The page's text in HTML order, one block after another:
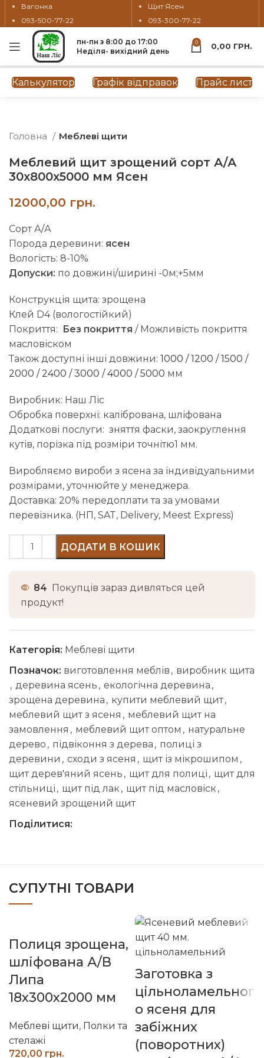
Вагонка
093-500-77-22
Щит Ясен
093-300-77-22
пн-пн з 8:00 до 17:00
Неділя- вихідний день
0 0,00 ГРН.
Калькулятор Графік відправок Прайс лист
Натисніть, щоб збільшити
Головна Меблеві щити
Меблевий щит зрощений сорт А/А
30х800х5000 мм Ясен
грн.
Сорт А/А
Порода деревини: ясен
Вологість: 8-10%
Допуски: по довжині/ширині -0м;+5мм
Конструкція щита: зрощена
Клей D4 (вологостійкий)
Покриття: Без покриття / Можливість покриття
масловіском
Також доступні інші довжини: 1000 /1200 /1500 /
2000 /2400 /3000 /4000 /5000 мм
Виробник: Наш Ліс
Обробка поверхні: калібрована, шліфована
Додаткові послуги: зняття фаски, заокруглення
кутів, порізка під розміри точнітю1 мм.
Виробляємо вироби з ясена за індивідуальними
розмірами, уточнюйте у менеджера.
Доставка: 20% передоплати та за умовами
перевізника. (НП, SAT, Delivery, Meest Express)
ДОДАТИ В КОШИК
84 Покупців зараз дивляться цей
продукт!
Категорія: Меблеві щити
Позначок: виготовлення меблів , виробник щита
, деревина ясень , екологічна деревина ,
зрощена деревина , купити меблевий щит,
меблевий щит з ясеня , меблевий щит на
замовлення , меблевий щит оптом , натуральне
дерево , підвіконня з дерева , полиці з
деревини , сходи з ясеня , щит із мікрошипом ,
щит дерев'яний ясень , щит для полиці , щит для
стільниці , щит під лак , щит під масловіск ,
ясеневий зрощений щит
Поділитися:
СУПУТНІ ТОВАРИ
Полиця зрощена,
шліфована А/В
Липа
18х300х2000 мм
Меблеві щити, Полки та
стелажі
грн.
Заготовка з
цільноламельног
о ясеня для
забіжних
(поворотних)